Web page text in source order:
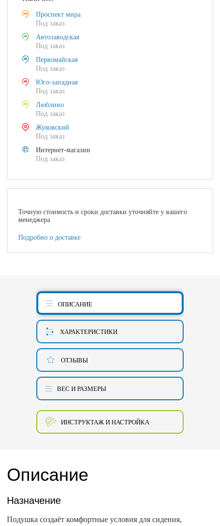
Проспект мира
Под заказ
Автозаводская
Под заказ
Первомайская
Под заказ
Юго-западная
Под заказ
Люблино
Под заказ
Жуковский
Под заказ
Интернет-магазин
Под заказ
Точную стоимость и сроки доставки уточняйте у вашего
менеджера
Подробно о доставке
ОПИСАНИЕ
ХАРАКТЕРИСТИКИ
ОТЗЫВЫ
ВЕС И РАЗМЕРЫ
ИНСТРУКТАЖ И НАСТРОЙКА
Описание
Назначение
Подушка создаёт комфортные условия для сидения,